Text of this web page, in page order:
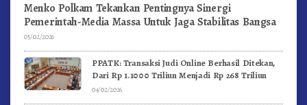
Menko Polkam Tekankan Pentingnya Sinergi
Pemerintah-Media Massa Untuk Jaga Stabilitas Bangsa
05/02/2026
PPATK: Transaksi Judi Online Berhasil Ditekan,
Dari Rp 1.1000 Triliun Menjadi Rp 268 Triliun
04/02/2026